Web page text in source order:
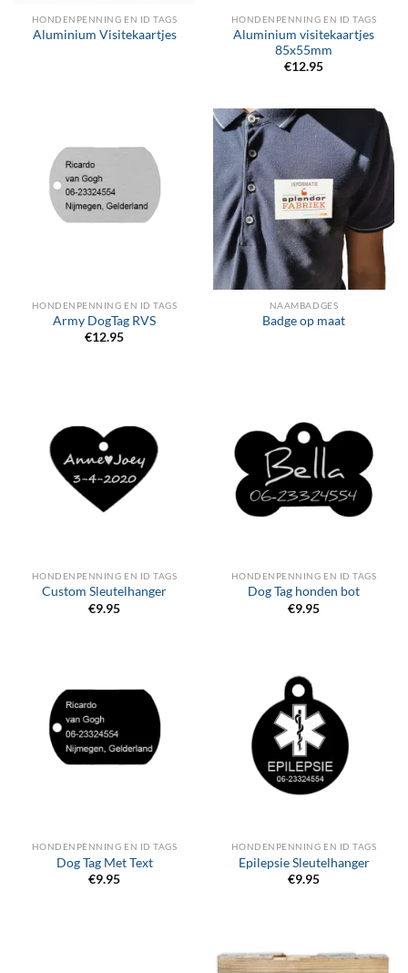
HONDENPENNING EN ID TAGS
Aluminium Visitekaartjes
HONDENPENNING EN ID TAGS
Aluminium visitekaartjes
85x55mm
€12.95
HONDENPENNING EN ID TAGS
Army DogTag RVS
€12.95
NAAMBADGES
Badge op maat
HONDENPENNING EN ID TAGS
Custom Sleutelhanger
€9.95
HONDENPENNING EN ID TAGS
Dog Tag honden bot
€9.95
HONDENPENNING EN ID TAGS
Dog Tag Met Text
€9.95
HONDENPENNING EN ID TAGS
Epilepsie Sleutelhanger
€9.95